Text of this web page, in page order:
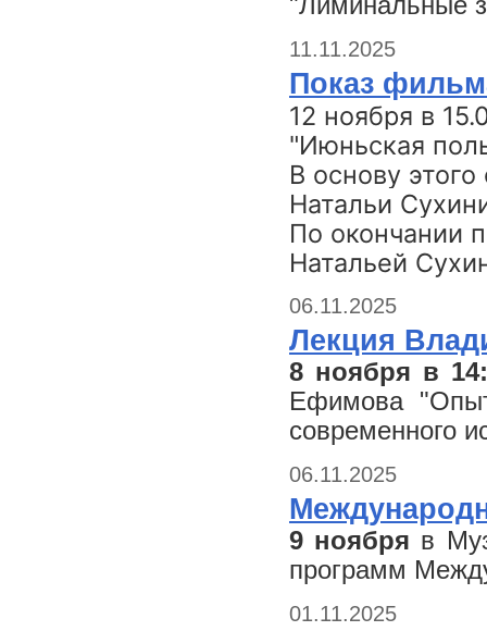
11.11.2025
Показ
12 ноября в
"Июньская
В основу
Натальи
По окончании
Натальей
06.11.2025
Лекция
8 ноября в
Ефимова
современного
06.11.2025
9 ноября в
программ
01.11.2025